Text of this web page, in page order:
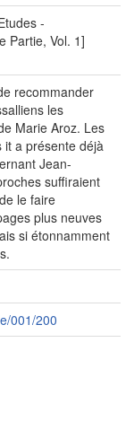
-
Partie, Vol. 1]
recommander
les
Marie Aroz. Les
it a présente déjà
Jean-
suffiraient
le faire
plus neuves
si étonnamment
001/200